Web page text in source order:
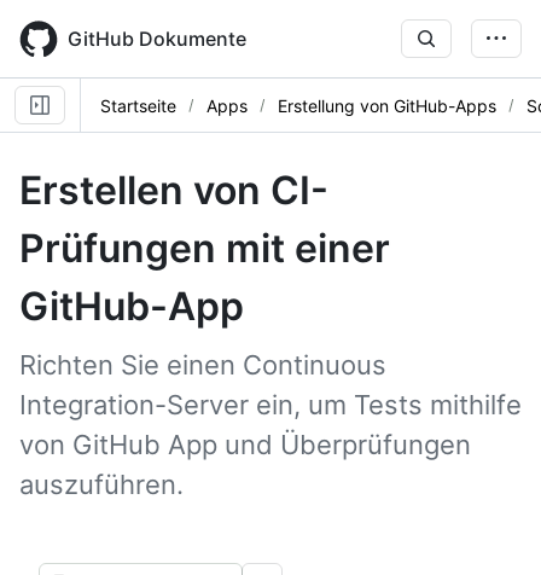
main
content
GitHub Dokumente
Startseite Apps Erstellung von GitHub-Apps
Erstellen von CI-
Prüfungen mit einer
GitHub-App
Richten Sie einen Continuous
Integration-Server ein, um Tests mithilfe
von GitHub App und Überprüfungen
auszuführen.